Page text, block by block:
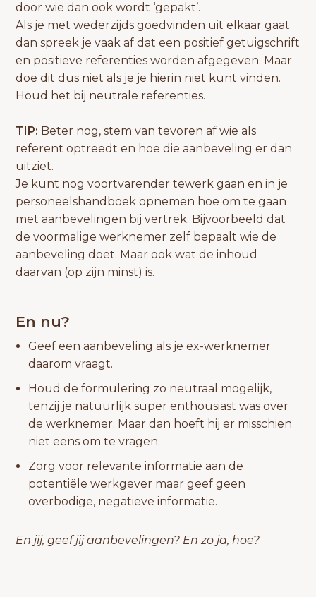
door wie dan ook wordt ‘gepakt’.
Als je met wederzijds goedvinden uit elkaar gaat
dan spreek je vaak af dat een positief getuigschrift
en positieve referenties worden afgegeven. Maar
doe dit dus niet als je je hierin niet kunt vinden.
Houd het bij neutrale referenties.
TIP: Beter nog, stem van tevoren af wie als
referent optreedt en hoe die aanbeveling er dan
uitziet.
Je kunt nog voortvarender tewerk gaan en in je
personeelshandboek opnemen hoe om te gaan
met aanbevelingen bij vertrek. Bijvoorbeeld dat
de voormalige werknemer zelf bepaalt wie de
aanbeveling doet. Maar ook wat de inhoud
daarvan (op zijn minst) is.
En nu?
Geef een aanbeveling als je ex-werknemer
daarom vraagt.
Houd de formulering zo neutraal mogelijk,
tenzij je natuurlijk super enthousiast was over
de werknemer. Maar dan hoeft hij er misschien
niet eens om te vragen.
Zorg voor relevante informatie aan de
potentiële werkgever maar geef geen
overbodige, negatieve informatie.
En jij, geef jij aanbevelingen? En zo ja, hoe?